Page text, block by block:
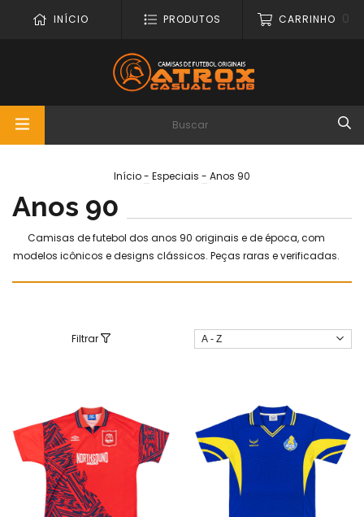
INÍCIO PRODUTOS CARRINHO 0
Início- Especiais - Anos 90
Anos 90
Camisas de futebol dos anos 90 originais e de época, com
modelos icônicos e designs clássicos. Peças raras e verificadas.
Filtrar